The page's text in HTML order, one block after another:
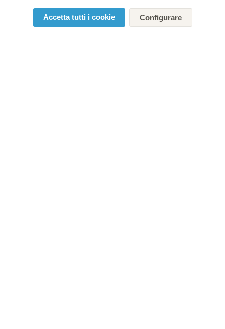
Accetta tutti i cookie Configurare